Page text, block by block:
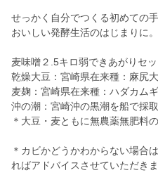
せっかく自分でつくる初めての
おいしい発酵生活のはじまりに。
麦味噌２.5キロ弱できあがりセッ
乾燥大豆：宮崎県在来種：麻尻
麦麹：宮崎県在来種：ハダカム
沖の潮：宮崎沖の黒潮を船で採
＊大豆・麦ともに無農薬無肥料
＊カビかどうかわからない場合
ればアドバイスさせていただき